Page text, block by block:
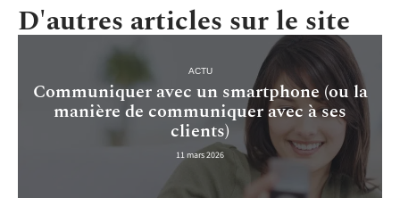
D'autres articles sur le site
ACTU
Communiquer avec un smartphone (ou la
manière de communiquer avec à ses
clients)
11 mars 2026